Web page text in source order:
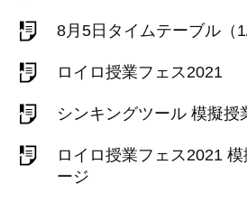
8月5日タイムテーブル（
ロイロ授業フェス2021
シンキングツール 模擬授
ロイロ授業フェス2021
ージ